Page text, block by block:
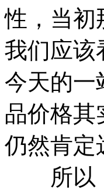
性，当初
我们应该
今天的一
品价格其
仍然肯定
所以，